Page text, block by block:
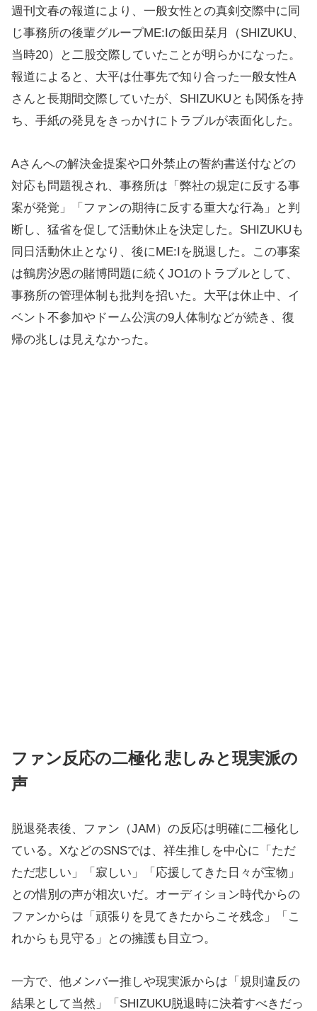
週刊文春の報道により、一般女性との真剣交際中に同
じ事務所の後輩グループME:Iの飯田栞月（SHIZUKU、
当時20）と二股交際していたことが明らかになった。
報道によると、大平は仕事先で知り合った一般女性A
さんと長期間交際していたが、SHIZUKUとも関係を持
ち、手紙の発見をきっかけにトラブルが表面化した。
Aさんへの解決金提案や口外禁止の誓約書送付などの
対応も問題視され、事務所は「弊社の規定に反する事
案が発覚」「ファンの期待に反する重大な行為」と判
断し、猛省を促して活動休止を決定した。SHIZUKUも
同日活動休止となり、後にME:Iを脱退した。この事案
は鶴房汐恩の賭博問題に続くJO1のトラブルとして、
事務所の管理体制も批判を招いた。大平は休止中、イ
ベント不参加やドーム公演の9人体制などが続き、復
帰の兆しは見えなかった。
ファン反応の二極化 悲しみと現実派の
声
脱退発表後、ファン（JAM）の反応は明確に二極化し
ている。XなどのSNSでは、祥生推しを中心に「ただ
ただ悲しい」「寂しい」「応援してきた日々が宝物」
との惜別の声が相次いだ。オーディション時代からの
ファンからは「頑張りを見てきたからこそ残念」「こ
れからも見守る」との擁護も目立つ。
一方で、他メンバー推しや現実派からは「規則違反の
結果として当然」「SHIZUKU脱退時に決着すべきだっ